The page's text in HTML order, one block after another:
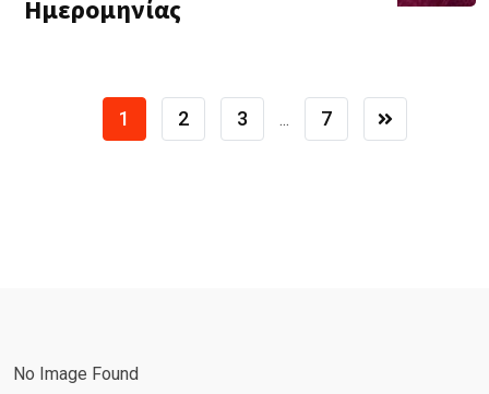
Ημερομηνίας
1 2 3 ... 7
No Image Found